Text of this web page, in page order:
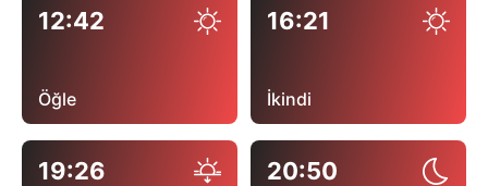
12:42
Öğle
16:21
İkindi
19:26 20:50